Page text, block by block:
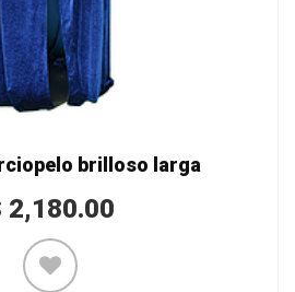
brilloso larga
2,180.00